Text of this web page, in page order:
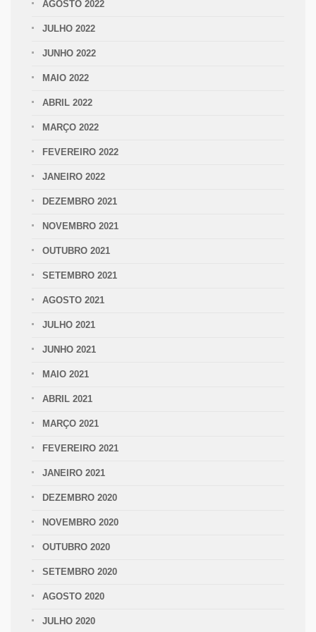
AGOSTO 2022
JULHO 2022
JUNHO 2022
MAIO 2022
ABRIL 2022
MARÇO 2022
FEVEREIRO 2022
JANEIRO 2022
DEZEMBRO 2021
NOVEMBRO 2021
OUTUBRO 2021
SETEMBRO 2021
AGOSTO 2021
JULHO 2021
JUNHO 2021
MAIO 2021
ABRIL 2021
MARÇO 2021
FEVEREIRO 2021
JANEIRO 2021
DEZEMBRO 2020
NOVEMBRO 2020
OUTUBRO 2020
SETEMBRO 2020
AGOSTO 2020
JULHO 2020